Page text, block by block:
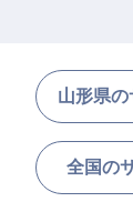
山形県
全国の